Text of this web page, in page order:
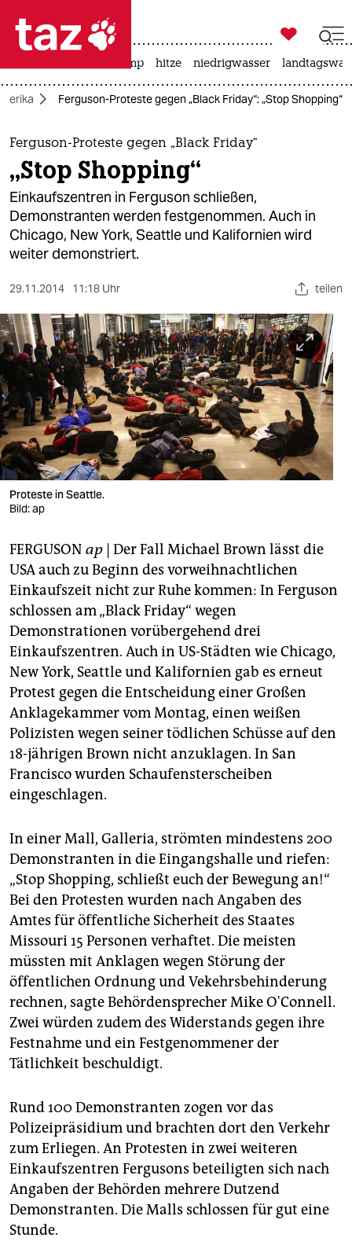
 taz zahl ich
taz zahl ich
themen
politik
öko
gesellschaft
kultur
sport
berlin
nord
wahrheit
verlag
verlag
shop
fragen & hilfe
unterstützen
abo
genossenschaft
epaper login

taz zahl ich
usa unter trump hitze niedrigwasser
Ferguson-Proteste gegen „Black Friday“: „Stop Shopping“
Ferguson-Proteste gegen „Black Friday“
„Stop Shopping“
Einkaufszentren in Ferguson schließen,
Demonstranten werden festgenommen. Auch in
Chicago, New York, Seattle und Kalifornien wird
weiter demonstriert.
29.11.2014 11:18 Uhr teilen
Proteste in Seattle.
Bild: ap
FERGUSON ap | Der Fall Michael Brown lässt die
USA auch zu Beginn des vorweihnachtlichen
Einkaufszeit nicht zur Ruhe kommen: In Ferguson
schlossen am „Black Friday“ wegen
Demonstrationen vorübergehend drei
Einkaufszentren. Auch in US-Städten wie Chicago,
New York, Seattle und Kalifornien gab es erneut
Protest gegen die Entscheidung einer Großen
Anklagekammer vom Montag, einen weißen
Polizisten wegen seiner tödlichen Schüsse auf den
18-jährigen Brown nicht anzuklagen. In San
Francisco wurden Schaufensterscheiben
eingeschlagen.
In einer Mall, Galleria, strömten mindestens 200
Demonstranten in die Eingangshalle und riefen:
„Stop Shopping, schließt euch der Bewegung an!“
Bei den Protesten wurden nach Angaben des
Amtes für öffentliche Sicherheit des Staates
Missouri 15 Personen verhaftet. Die meisten
müssten mit Anklagen wegen Störung der
öffentlichen Ordnung und Vekehrsbehinderung
rechnen, sagte Behördensprecher Mike O'Connell.
Zwei würden zudem des Widerstands gegen ihre
Festnahme und ein Festgenommener der
Tätlichkeit beschuldigt.
Rund 100 Demonstranten zogen vor das
Polizeipräsidium und brachten dort den Verkehr
zum Erliegen. An Protesten in zwei weiteren
Einkaufszentren Fergusons beteiligten sich nach
Angaben der Behörden mehrere Dutzend
Demonstranten. Die Malls schlossen für gut eine
Stunde.